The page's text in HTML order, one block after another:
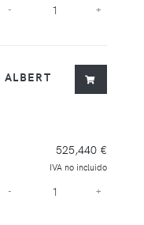
- +
525,440 €
IVA no incluido
- +